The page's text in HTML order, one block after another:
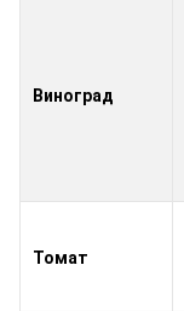
Виноград
Томат